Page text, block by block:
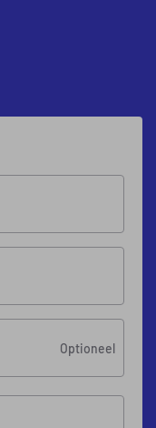
Optioneel